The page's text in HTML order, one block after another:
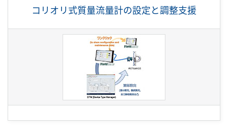
コリオリ式質量流量計の設定と調整支援